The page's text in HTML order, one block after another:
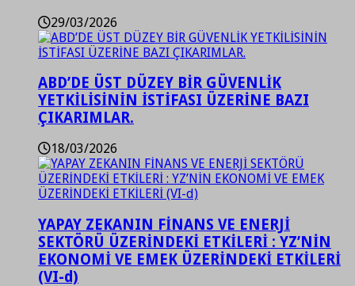
29/03/2026
ABD’DE ÜST DÜZEY BİR GÜVENLİK
YETKİLİSİNİN İSTİFASI ÜZERİNE BAZI
ÇIKARIMLAR.
18/03/2026
YAPAY ZEKANIN FİNANS VE ENERJİ
SEKTÖRÜ ÜZERİNDEKİ ETKİLERİ : YZ’NİN
EKONOMİ VE EMEK ÜZERİNDEKİ ETKİLERİ
(VI-d)